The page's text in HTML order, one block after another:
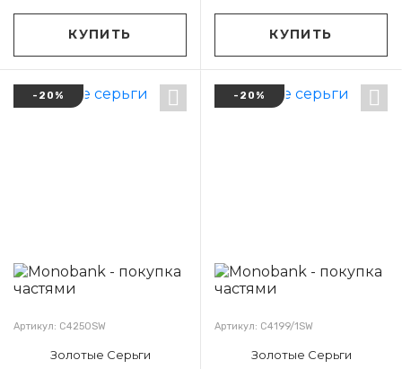
КУПИТЬ КУПИТЬ
-20%
Артикул: С4250SW
Золотые Серьги
-20%
Артикул: С4199/1SW
Золотые Серьги